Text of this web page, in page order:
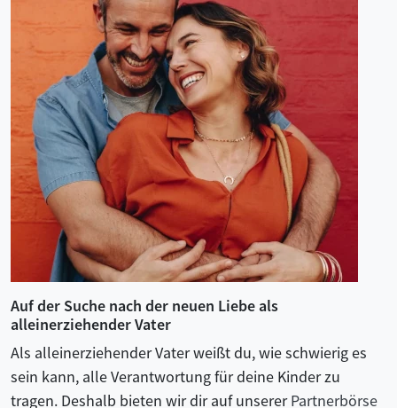
Auf der Suche nach der neuen Liebe als
alleinerziehender Vater
Als alleinerziehender Vater weißt du, wie schwierig es
sein kann, alle Verantwortung für deine Kinder zu
tragen. Deshalb bieten wir dir auf unsererPartnerbörse